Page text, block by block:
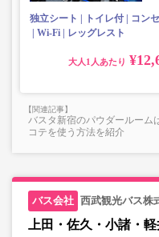
独立シート トイレ付 コン
Wi-Fi
レッグレスト
大人
バスタ新宿のパウダールーム
コテを使う方法を紹介
西武観光バス株
上田・佐久・小諸・